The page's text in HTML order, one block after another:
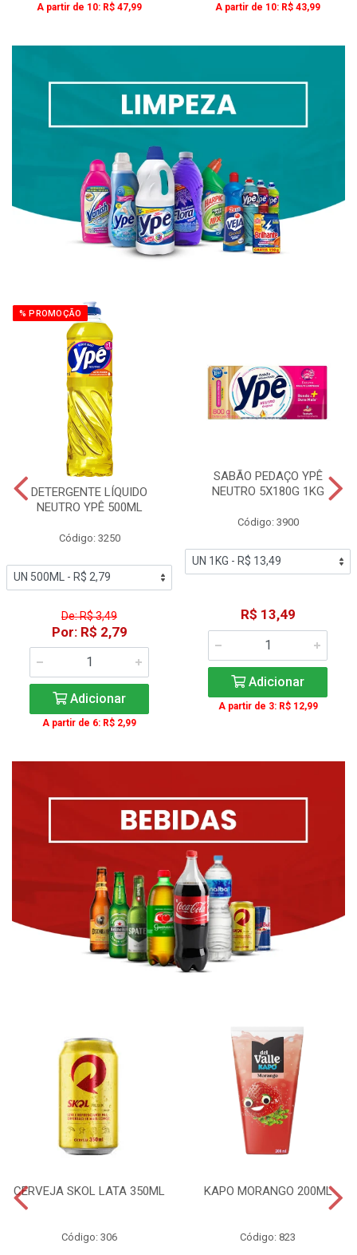
A partir de 10: R$ 47,99 A partir de 10: R$ 43,99
% PROMOÇÃO
DETERGENTE LÍQUIDO
NEUTRO YPÊ 500ML
Código: 3250
De: R$ 3,49
Por: R$ 2,79
Adicionar
A partir de 6: R$ 2,99
SABÃO PEDAÇO YPÊ
NEUTRO 5X180G 1KG
Código: 3900
R$ 13,49
Adicionar
A partir de 3: R$ 12,99
CERVEJA SKOL LATA 350ML
Código: 306
KAPO MORANGO 200ML
Código: 823